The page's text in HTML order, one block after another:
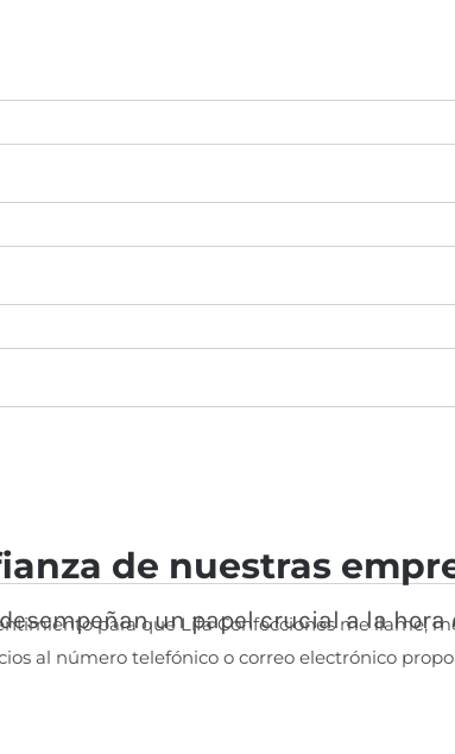
para que Lifa Confecciones me llame,
al número telefónico o correo electrónico
de nuestras
un papel crucial a la